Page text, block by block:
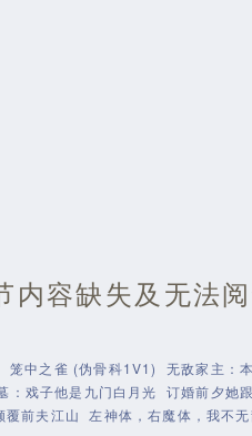
容缺失及无法阅
笼中之雀 (伪骨科1V1) 无敌家主：
：戏子他是九门白月光 订婚前夕她
覆前夫江山 左神体，右魔体，我不